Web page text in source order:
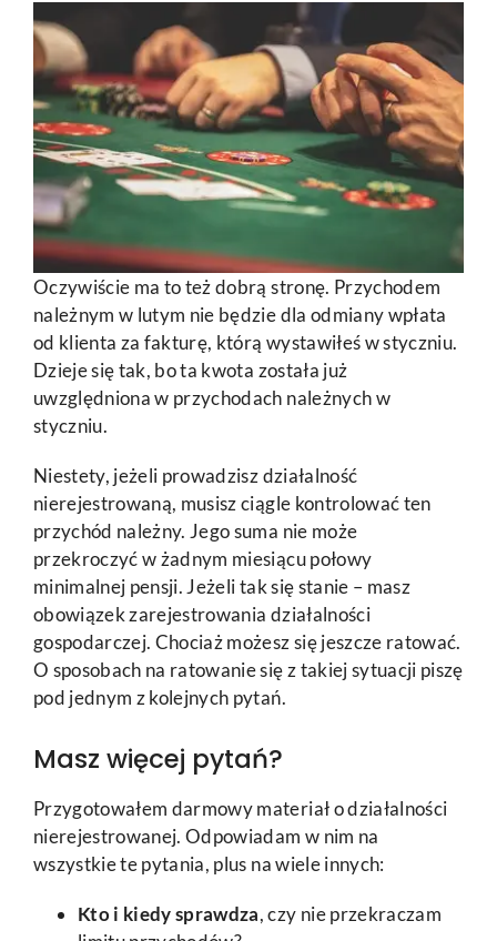
Oczywiście ma to też dobrą stronę. Przychodem
należnym w lutym nie będzie dla odmiany wpłata
od klienta za fakturę, którą wystawiłeś w styczniu.
Dzieje się tak, bo ta kwota została już
uwzględniona w przychodach należnych w
styczniu.
Niestety, jeżeli prowadzisz działalność
nierejestrowaną, musisz ciągle kontrolować ten
przychód należny. Jego suma nie może
przekroczyć w żadnym miesiącu połowy
minimalnej pensji. Jeżeli tak się stanie – masz
obowiązek zarejestrowania działalności
gospodarczej. Chociaż możesz się jeszcze ratować.
O sposobach na ratowanie się z takiej sytuacji piszę
pod jednym z kolejnych pytań.
Masz więcej pytań?
Przygotowałem darmowy materiał o działalności
nierejestrowanej. Odpowiadam w nim na
wszystkie te pytania, plus na wiele innych:
Kto i kiedy sprawdza, czy nie przekraczam